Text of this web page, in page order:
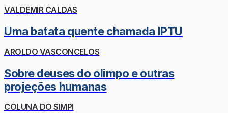
VALDEMIR CALDAS
Uma batata quente chamada IPTU
AROLDO VASCONCELOS
Sobre deuses do olimpo e outras
projeções humanas
COLUNA DO SIMPI